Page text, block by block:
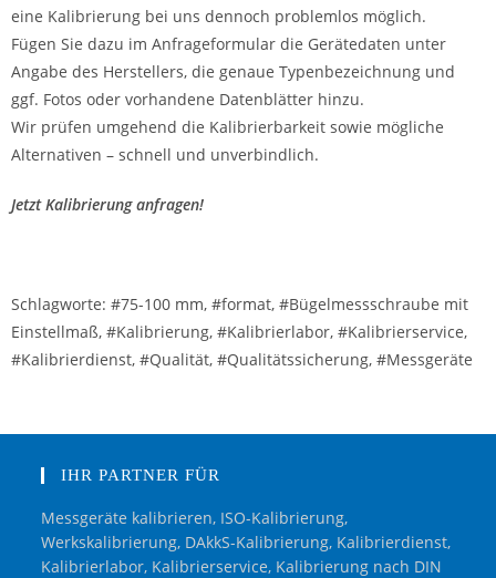
eine Kalibrierung bei uns dennoch problemlos möglich.
Fügen Sie dazu im Anfrageformular die Gerätedaten unter
Angabe des Herstellers, die genaue Typenbezeichnung und
ggf. Fotos oder vorhandene Datenblätter hinzu.
Wir prüfen umgehend die Kalibrierbarkeit sowie mögliche
Alternativen – schnell und unverbindlich.
Jetzt Kalibrierung anfragen!
Schlagworte: #75-100 mm, #format, #Bügelmessschraube mit
Einstellmaß, #Kalibrierung, #Kalibrierlabor, #Kalibrierservice,
#Kalibrierdienst, #Qualität, #Qualitätssicherung, #Messgeräte
IHR PARTNER FÜR
Messgeräte kalibrieren, ISO-Kalibrierung,
Werkskalibrierung, DAkkS-Kalibrierung, Kalibrierdienst,
Kalibrierlabor, Kalibrierservice, Kalibrierung nach DIN